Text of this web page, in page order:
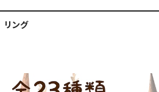
リング